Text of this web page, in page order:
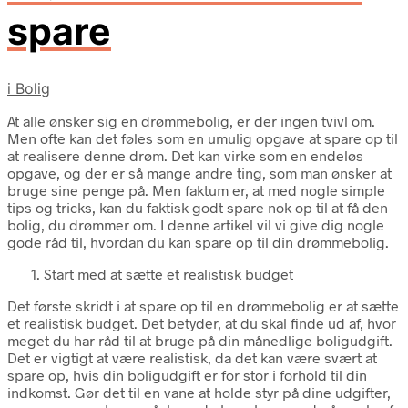
spare
i Bolig
At alle ønsker sig en drømmebolig, er der ingen tvivl om.
Men ofte kan det føles som en umulig opgave at spare op til
at realisere denne drøm. Det kan virke som en endeløs
opgave, og der er så mange andre ting, som man ønsker at
bruge sine penge på. Men faktum er, at med nogle simple
tips og tricks, kan du faktisk godt spare nok op til at få den
bolig, du drømmer om. I denne artikel vil vi give dig nogle
gode råd til, hvordan du kan spare op til din drømmebolig.
Start med at sætte et realistisk budget
Det første skridt i at spare op til en drømmebolig er at sætte
et realistisk budget. Det betyder, at du skal finde ud af, hvor
meget du har råd til at bruge på din månedlige boligudgift.
Det er vigtigt at være realistisk, da det kan være svært at
spare op, hvis din boligudgift er for stor i forhold til din
indkomst. Gør det til en vane at holde styr på dine udgifter,